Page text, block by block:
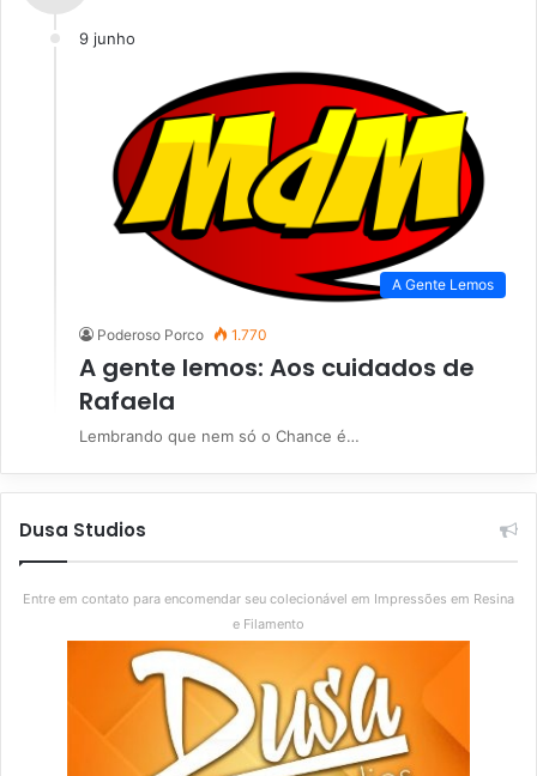
9 junho
A Gente Lemos
Poderoso Porco 1.770
A gente lemos: Aos cuidados de
Rafaela
Lembrando que nem só o Chance é…
Dusa Studios
Entre em contato para encomendar seu colecionável em Impressões em Resina
e Filamento